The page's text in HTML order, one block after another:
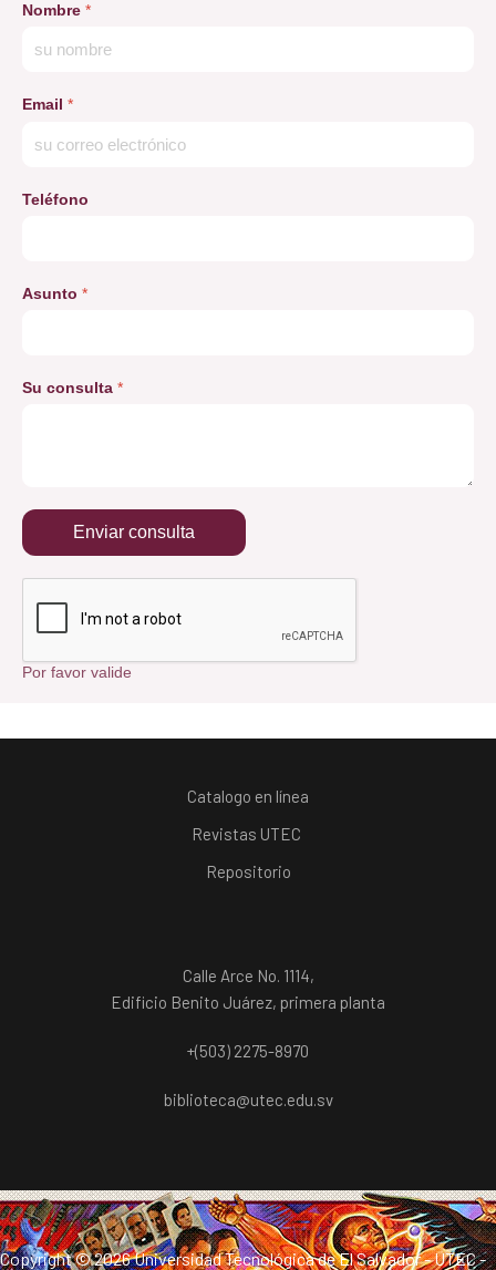
Nombre *
Email *
Teléfono
Asunto *
Su consulta *
Enviar consulta
Por favor valide
Catalogo en línea
Revistas UTEC
Repositorio
Calle Arce No. 1114,
Edificio Benito Juárez, primera planta
+(503) 2275-8970
biblioteca@utec.edu.sv
Copyright ©2026 Universidad Tecnológica de El Salvador - UTEC -